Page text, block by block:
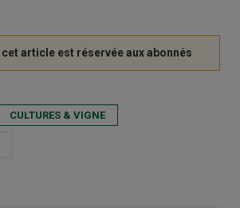
CULTURES & VIGNE